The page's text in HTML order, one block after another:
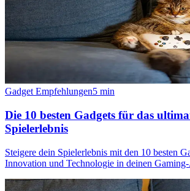
Gadget Empfehlungen5 min
Die 10 besten Gadgets für das
Spielerlebnis
Steigere dein Spielerlebnis mit den 10 besten
Innovation und Technologie in deinen